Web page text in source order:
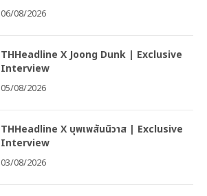
06/08/2026
THHeadline X Joong Dunk | Exclusive
Interview
05/08/2026
THHeadline X บุพเพสันนิวาส | Exclusive
Interview
03/08/2026